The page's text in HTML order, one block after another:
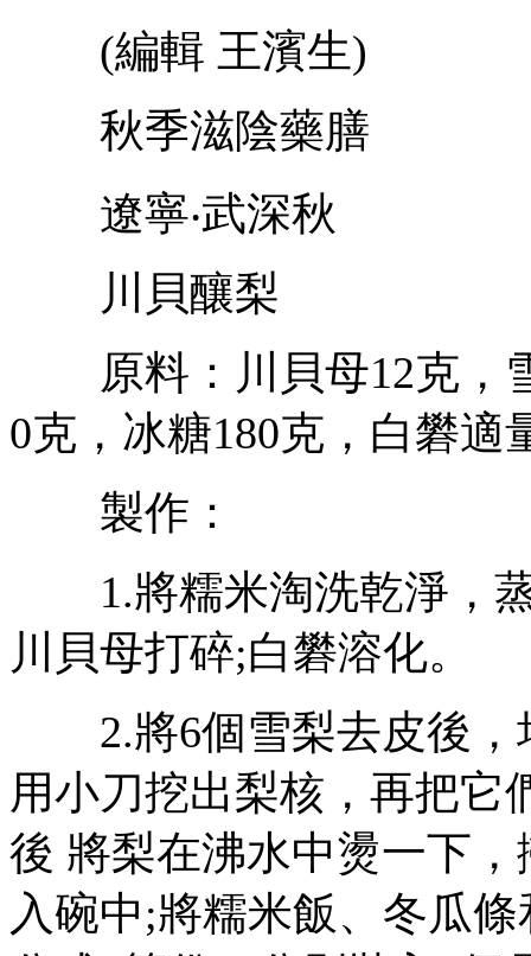
(編輯 王濱生)
秋季滋陰藥膳
遼寧‧武深秋
川貝釀梨
原料：川貝母12克，雪
0克，冰糖180克，白礬適
製作：
1.將糯米淘洗乾淨，蒸
川貝母打碎;白礬溶化。
2.將6個雪梨去皮後，
用小刀挖出梨核，再把它
後 將梨在沸水中燙一下
入碗中;將糯米飯、冬瓜